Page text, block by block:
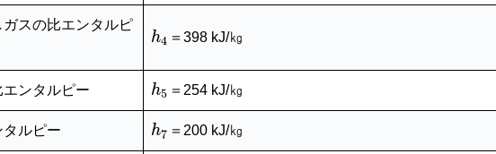
スの比エンタルピ
h4 ＝398 kJ/㎏
ンタルピー h5 ＝254 kJ/㎏
ルピー h7 ＝200 kJ/㎏